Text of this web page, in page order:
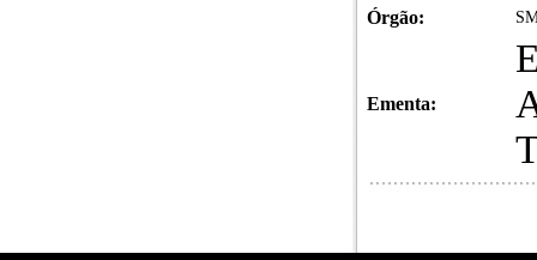
Órgão:
Ementa: